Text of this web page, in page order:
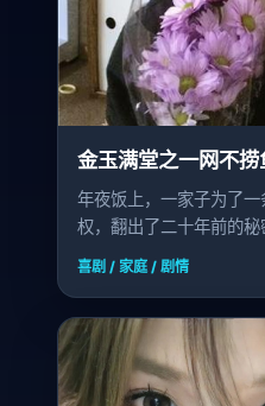
金玉满堂之一网不捞
年夜饭上，一家子为了
权，翻出了二十年前的秘
喜剧 / 家庭 / 剧情